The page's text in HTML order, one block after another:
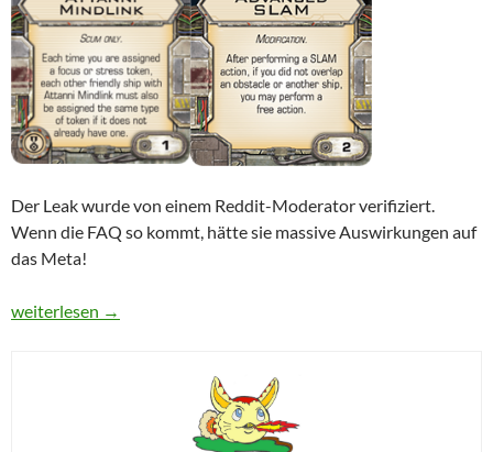
Der Leak wurde von einem Reddit-Moderator verifiziert.
Wenn die FAQ so kommt, hätte sie massive Auswirkungen auf
das Meta!
Leak der kommenden (?) X-Wing FAQ
weiterlesen →